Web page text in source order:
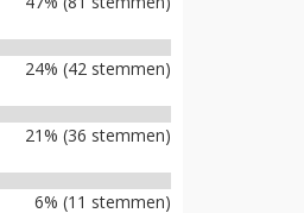
24% (42 stemmen)
21% (36 stemmen)
6% (11 stemmen)